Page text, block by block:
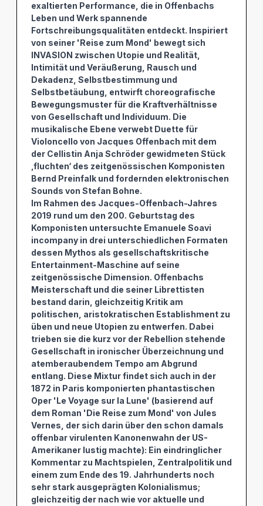
exaltierten Performance, die in Offenbachs
Leben und Werk spannende
Fortschreibungsqualitäten entdeckt. Inspiriert
von seiner 'Reise zum Mond' bewegt sich
INVASION zwischen Utopie und Realität,
Intimität und Veräußerung, Rausch und
Dekadenz, Selbstbestimmung und
Selbstbetäubung, entwirft choreografische
Bewegungsmuster für die Kraftverhältnisse
von Gesellschaft und Individuum. Die
musikalische Ebene verwebt Duette für
Violoncello von Jacques Offenbach mit dem
der Cellistin Anja Schröder gewidmeten Stück
‚fluchten‘ des zeitgenössischen Komponisten
Bernd Preinfalk und fordernden elektronischen
Sounds von Stefan Bohne.
Im Rahmen des Jacques-Offenbach-Jahres
2019 rund um den 200. Geburtstag des
Komponisten untersuchte Emanuele Soavi
incompany in drei unterschiedlichen Formaten
dessen Mythos als gesellschaftskritische
Entertainment-Maschine auf seine
zeitgenössische Dimension. Offenbachs
Meisterschaft und die seiner Librettisten
bestand darin, gleichzeitig Kritik am
politischen, aristokratischen Establishment zu
üben und neue Utopien zu entwerfen. Dabei
trieben sie die kurz vor der Rebellion stehende
Gesellschaft in ironischer Überzeichnung und
atemberaubendem Tempo am Abgrund
entlang. Diese Mixtur findet sich auch in der
1872 in Paris komponierten phantastischen
Oper 'Le Voyage sur la Lune' (basierend auf
dem Roman 'Die Reise zum Mond' von Jules
Vernes, der sich darin über den schon damals
offenbar virulenten Kanonenwahn der US-
Amerikaner lustig machte): Ein eindringlicher
Kommentar zu Machtspielen, Zentralpolitik und
einem zum Ende des 19. Jahrhunderts noch
sehr stark ausgeprägten Kolonialismus;
gleichzeitig der nach wie vor aktuelle und